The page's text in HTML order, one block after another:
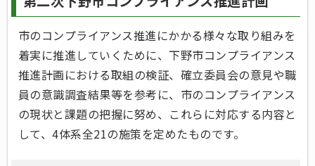
市のコンプライアンス推進にかかる様々な取り組みを
着実に推進していくために、下野市コンプライアンス
推進計画における取組の検証、確立委員会の意見や職
員の意識調査結果等を参考に、市のコンプライアンス
の現状と課題の把握に努め、これらに対応する内容と
して、4体系全21の施策を定めたものです。